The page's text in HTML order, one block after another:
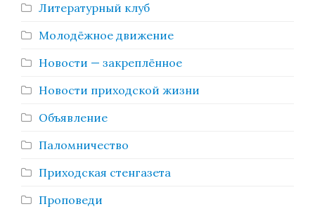
Литературный клуб
Молодёжное движение
Новости — закреплённое
Новости приходской жизни
Объявление
Паломничество
Приходская стенгазета
Проповеди